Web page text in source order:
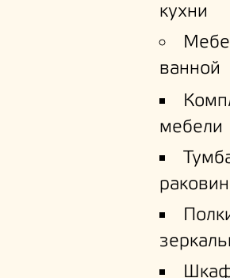
кухни
ванной
мебели